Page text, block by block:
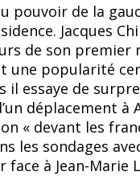
pouvoir de la
Jacques
de son
une popularité
il essaye de
déplacement
« devant les
les sondages
à Jean-Marie